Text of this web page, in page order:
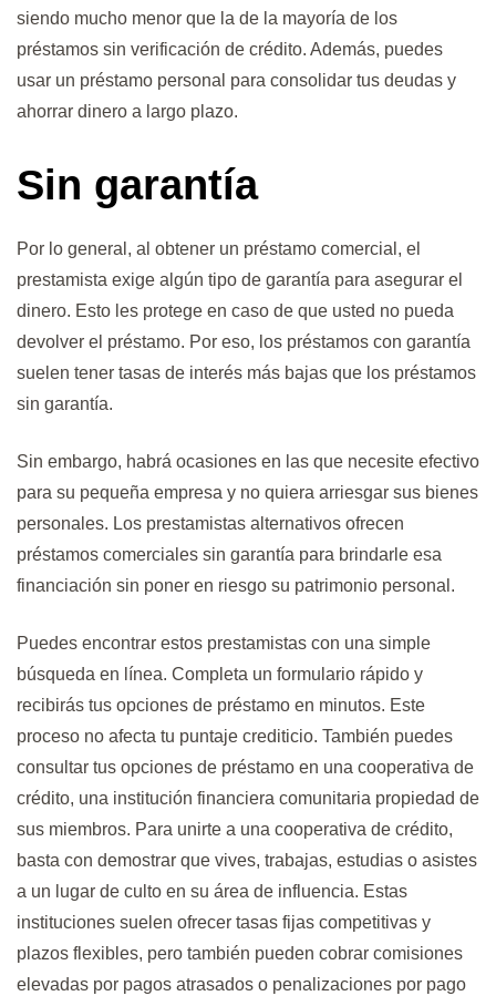
siendo mucho menor que la de la mayoría de los
préstamos sin verificación de crédito. Además, puedes
usar un préstamo personal para consolidar tus deudas y
ahorrar dinero a largo plazo.
Sin garantía
Por lo general, al obtener un préstamo comercial, el
prestamista exige algún tipo de garantía para asegurar el
dinero. Esto les protege en caso de que usted no pueda
devolver el préstamo. Por eso, los préstamos con garantía
suelen tener tasas de interés más bajas que los préstamos
sin garantía.
Sin embargo, habrá ocasiones en las que necesite efectivo
para su pequeña empresa y no quiera arriesgar sus bienes
personales. Los prestamistas alternativos ofrecen
préstamos comerciales sin garantía para brindarle esa
financiación sin poner en riesgo su patrimonio personal.
Puedes encontrar estos prestamistas con una simple
búsqueda en línea. Completa un formulario rápido y
recibirás tus opciones de préstamo en minutos. Este
proceso no afecta tu puntaje crediticio. También puedes
consultar tus opciones de préstamo en una cooperativa de
crédito, una institución financiera comunitaria propiedad de
sus miembros. Para unirte a una cooperativa de crédito,
basta con demostrar que vives, trabajas, estudias o asistes
a un lugar de culto en su área de influencia. Estas
instituciones suelen ofrecer tasas fijas competitivas y
plazos flexibles, pero también pueden cobrar comisiones
elevadas por pagos atrasados ​​o penalizaciones por pago